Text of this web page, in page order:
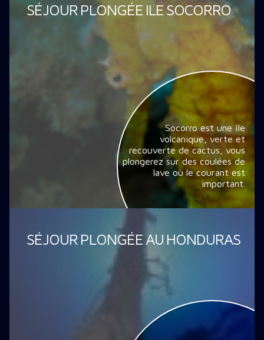
SÉJOUR PLONGÉE ILE SOCORRO
Socorro est une île
volcanique, verte et
recouverte de cactus, vous
plongerez sur des coulées de
lave où le courant est
important.
SÉJOUR PLONGÉE AU HONDURAS